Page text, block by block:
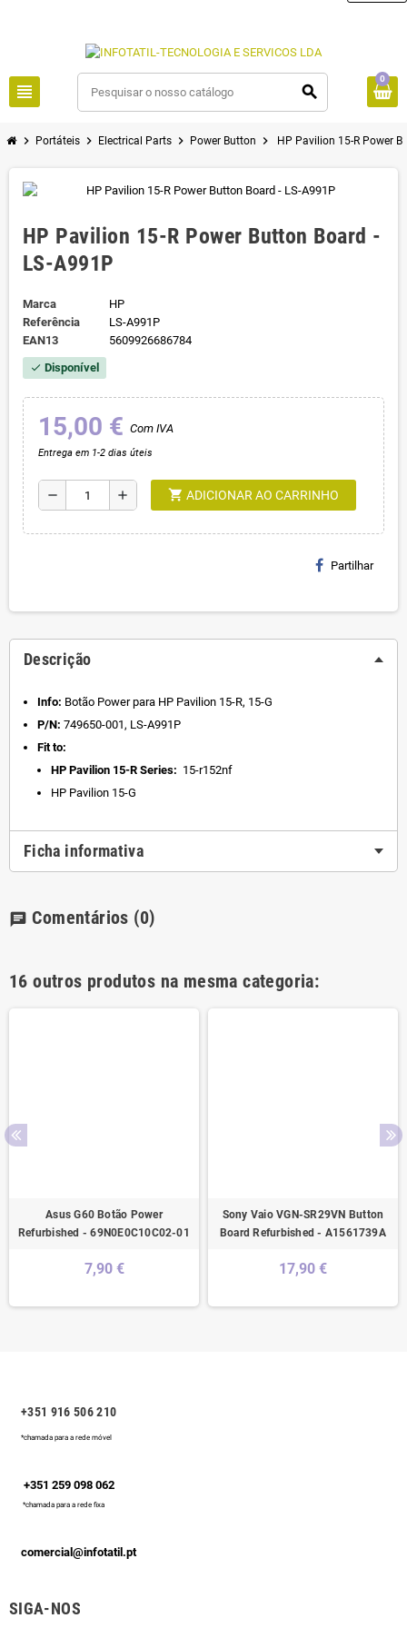
view_headline search
0
chevron_right Portáteis chevron_right Electrical Parts chevron_right Power Button chevron_right HP Pavilion 15-R Power
HP Pavilion 15-R Power Button Board -
LS-A991P
Marca
HP
Referência
LS-A991P
EAN13
5609926686784
check Disponível
15,00 € Com IVA
Entrega em 1-2 dias úteis
remove add shopping_cart ADICIONAR AO CARRINHO
Partilhar
Descrição
Info: Botão Power para HP Pavilion 15-R, 15-G
P/N: 749650-001, LS-A991P
Fit to:
HP Pavilion 15-R Series: 15-r152nf
HP Pavilion 15-G
Ficha informativa
chat Comentários (0)
16 outros produtos na mesma categoria:
Asus G60 Botão Power
Refurbished - 69N0E0C10C02-01
7,90 €
Sony Vaio VGN-SR29VN Button
Board Refurbished - A1561739A
17,90 €
+351 916 506 210
*chamada para a rede móvel
+351 259 098 062
*chamada para a rede fixa
comercial@infotatil.pt
SIGA-NOS